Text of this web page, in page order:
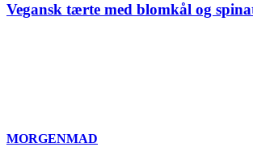
Vegansk tærte med blomkål og
MORGENMAD